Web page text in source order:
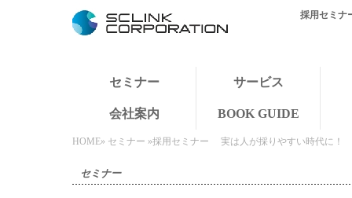
採用セミ
セミナー サービス
会社案内 BOOK GUIDE
HOME» セミナー »採用セミナー 実は人が採りやすい時代に！
セミナー